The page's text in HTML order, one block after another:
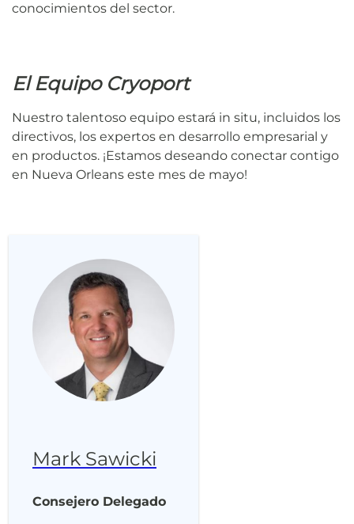
conocimientos del sector.
El Equipo Cryoport
Nuestro talentoso equipo estará in situ, incluidos los
directivos, los expertos en desarrollo empresarial y
en productos. ¡Estamos deseando conectar contigo
en Nueva Orleans este mes de mayo!
Mark Sawicki
Consejero Delegado